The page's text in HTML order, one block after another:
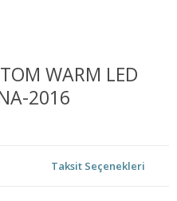
WARM LED
2016
Taksit Seçenekleri